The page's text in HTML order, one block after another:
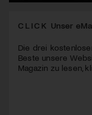
CLICK Unser
Die drei
Beste unsere
Magazin zu lesen,